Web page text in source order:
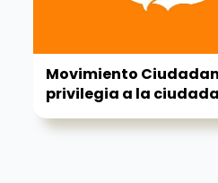
Movimiento
privilegia a la